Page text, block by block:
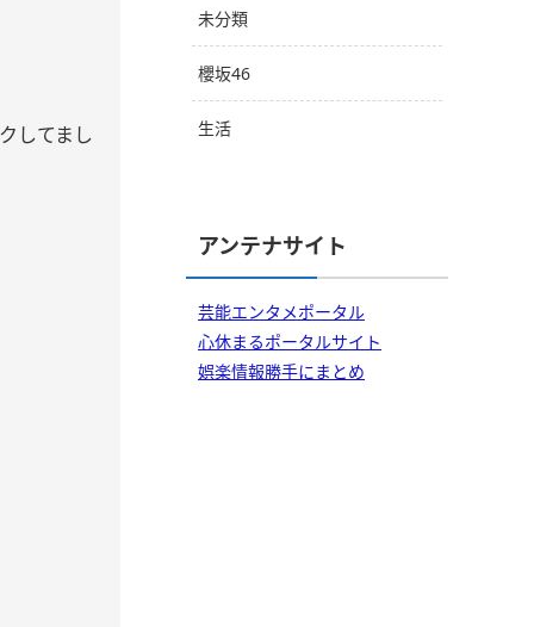
してまし
未分類
櫻坂46
生活
アンテナサイト
芸能エンタメポータル
心休まるポータルサイト
娯楽情報勝手にまとめ